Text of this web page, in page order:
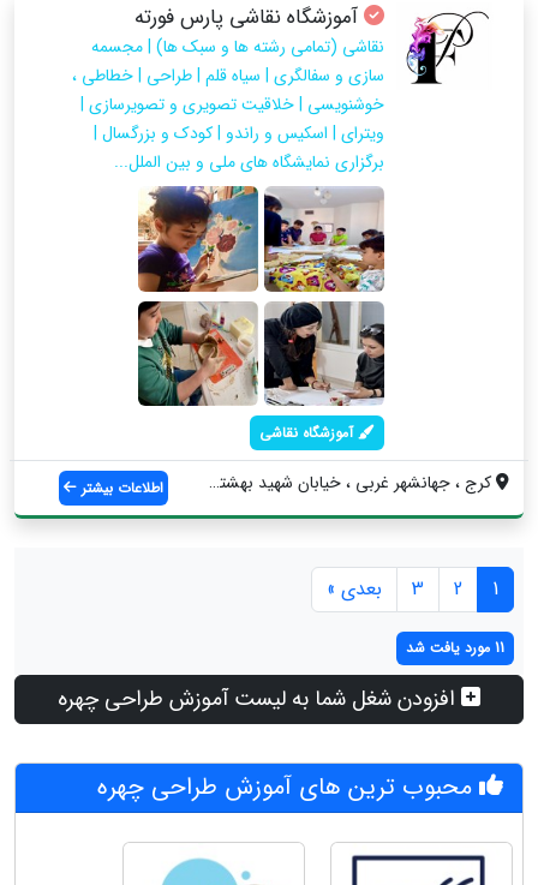
آموزشگاه نقاشی پارس فورته
نقاشی (تمامی رشته ها و سبک ها) | مجسمه
سازی و سفالگری | سیاه قلم | طراحی | خطاطی ،
خوشنویسی | خلاقیت تصویری و تصویرسازی |
ویترای | اسکیس و راندو | کودک و بزرگسال |
برگزاری نمایشگاه های ملی و بین الملل...
آموزشگاه نقاشی
کرج ، جهانشهر غربی ، خیابان شهید بهشتی ،... اطلاعات بیشتر
1
2
3 بعدی »
11 مورد یافت شد
افزودن شغل شما به لیست آموزش طراحی چهره
محبوب ترین های آموزش طراحی چهره